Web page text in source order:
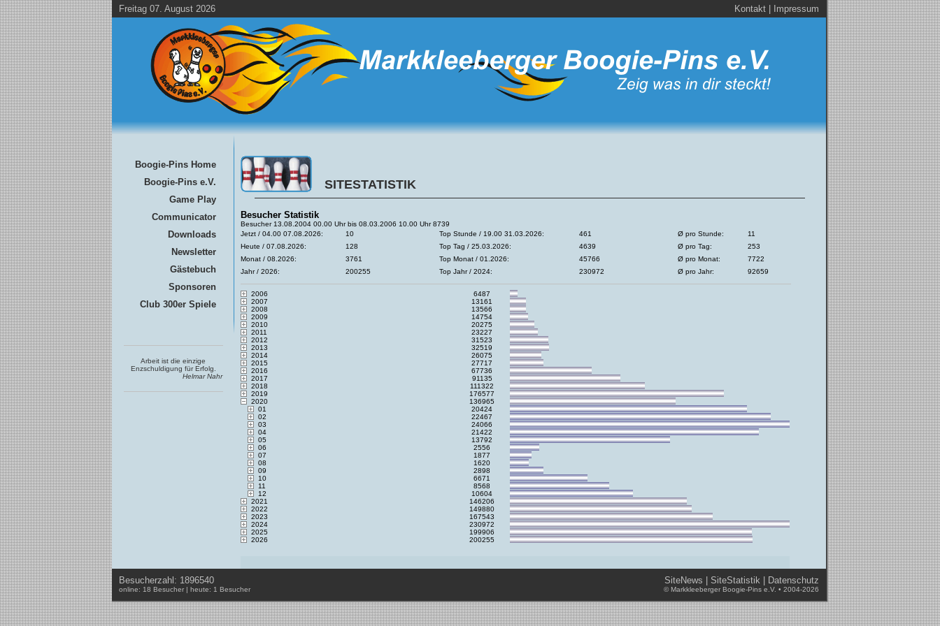
Freitag 07. August 2026 Kontakt Impressum
Boogie-Pins Home
Boogie-Pins e.V.
Game Play
Communicator
Downloads
Newsletter
Gästebuch
Sponsoren
Club 300er Spiele
Arbeit ist die einzige
Enzschuldigung für Erfolg.
Helmar Nahr
SITESTATISTIK
Besucher Statistik
Besucher 13.08.2004 00.00 Uhr bis 08.03.2006 10.00 Uhr 8739
Jetzt / 04.00 07.08.2026:
10 Top Stunde / 19.00 31.03.2026: 461 Ø pro Stunde:
11
Heute / 07.08.2026:
128 Top Tag / 25.03.2026: 4639 Ø pro Tag:
253
Monat / 08.2026:
3761 Top Monat / 01.2026: 45766 Ø pro Monat:
7722
Jahr / 2026:
200255 Top Jahr / 2024: 230972 Ø pro Jahr: 92659
2006
6487
2007
13161
2008
13566
2009
14754
2010
20275
2011
23227
2012
31523
2013
32519
2014
26075
2015
27717
2016
67736
2017
91135
2018
111322
2019
176577
2020
136965
01
20424
02
22467
03
24066
04
21422
05
13792
06
2556
07
1877
08
1620
09
2898
10
6671
11
8568
12
10604
2021
146206
2022
149880
2023
167543
2024
230972
2025
199906
2026
200255
Besucherzahl: 1896540
online: 18 Besucher | heute: 1 Besucher
SiteNews SiteStatistik Datenschutz
© Markkleeberger Boogie-Pins e.V. • 2004-2026